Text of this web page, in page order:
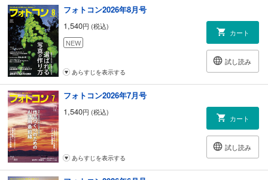
099 お宝、眠っていませんか？ SilverFastで作品づくりをもっと楽しも
う！ 第8回過去の作品が甦る 清水哲朗
102 モノクロ作品招待席 審査・選評 立木義浩
114 モノクロ作品招待席 応募規定
115 ネイチャーフォトの部 今月の審査・選評 深澤 武
137 自由作品の部 今月の審査・選評 四方伸季
158 組写真の部 審査・選評 熊切大輔
170 祖父江勝彦 『自然色の輝き・心に残る風景』
171 自由の部 審査・選評 ミゾタユキ
181 こうすればよくなる【自由の部】
184 村上悠太『みんなの鉄道写真』
185 ネイチャーの部 審査・選評 喜多規子
195 こうすればよくなる【ネイチャーの部】
198 コンテストトピックス 発表! 全国写真コンテスト入賞作品
199 第67回「電気のある生活」写真賞
フォトコン2026年8月号
1,540円 (税込)
NEW
カート
試し読み
あらすじを表示する
フォトコン2026年7月号
1,540円 (税込)
カート
試し読み
あらすじを表示する